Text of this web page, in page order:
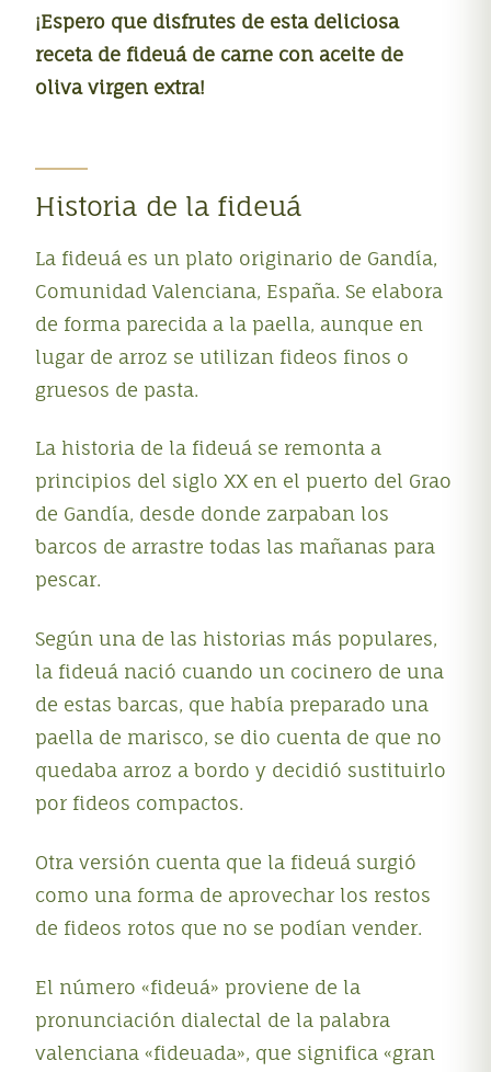
¡Espero que disfrutes de esta deliciosa
receta de fideuá de carne con aceite de
oliva virgen extra!
Historia de la fideuá
La fideuá es un plato originario de Gandía,
Comunidad Valenciana, España. Se elabora
de forma parecida a la paella, aunque en
lugar de arroz se utilizan fideos finos o
gruesos de pasta.
La historia de la fideuá se remonta a
principios del siglo XX en el puerto del Grao
de Gandía, desde donde zarpaban los
barcos de arrastre todas las mañanas para
pescar.
Según una de las historias más populares,
la fideuá nació cuando un cocinero de una
de estas barcas, que había preparado una
paella de marisco, se dio cuenta de que no
quedaba arroz a bordo y decidió sustituirlo
por fideos compactos.
Otra versión cuenta que la fideuá surgió
como una forma de aprovechar los restos
de fideos rotos que no se podían vender.
El número «fideuá» proviene de la
pronunciación dialectal de la palabra
valenciana «fideuada», que significa «gran